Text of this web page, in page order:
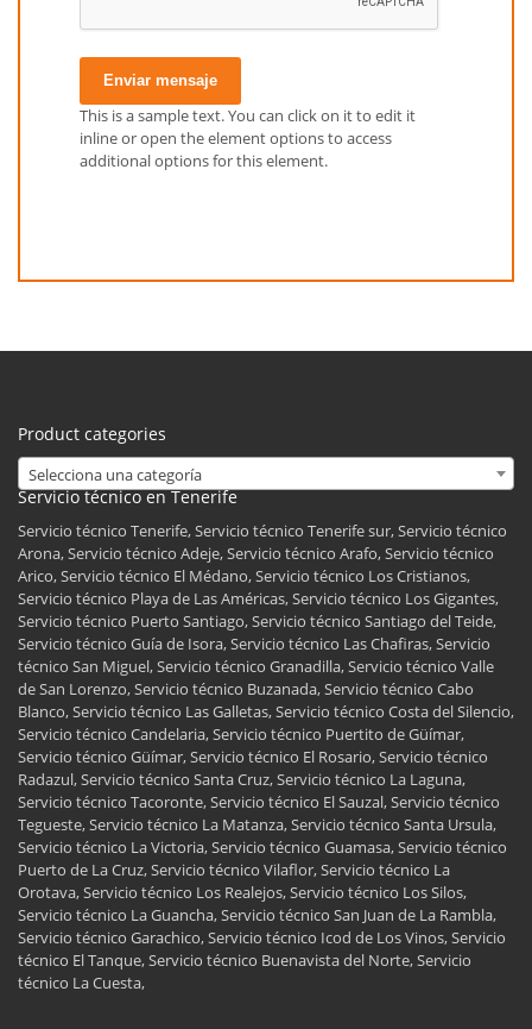
Enviar mensaje
This is a sample text. You can click on it to edit it
inline or open the element options to access
additional options for this element.
Product categories
Selecciona una categoría
Servicio técnico en Tenerife
Servicio técnico Tenerife, Servicio técnico Tenerife sur, Servicio técnico
Arona, Servicio técnico Adeje, Servicio técnico Arafo, Servicio técnico
Arico, Servicio técnico El Médano, Servicio técnico Los Cristianos,
Servicio técnico Playa de Las Américas, Servicio técnico Los Gigantes,
Servicio técnico Puerto Santiago, Servicio técnico Santiago del Teide,
Servicio técnico Guía de Isora, Servicio técnico Las Chafiras, Servicio
técnico San Miguel, Servicio técnico Granadilla, Servicio técnico Valle
de San Lorenzo, Servicio técnico Buzanada, Servicio técnico Cabo
Blanco, Servicio técnico Las Galletas, Servicio técnico Costa del Silencio,
Servicio técnico Candelaria, Servicio técnico Puertito de Güímar,
Servicio técnico Güímar, Servicio técnico El Rosario, Servicio técnico
Radazul, Servicio técnico Santa Cruz, Servicio técnico La Laguna,
Servicio técnico Tacoronte, Servicio técnico El Sauzal, Servicio técnico
Tegueste, Servicio técnico La Matanza, Servicio técnico Santa Ursula,
Servicio técnico La Victoria, Servicio técnico Guamasa, Servicio técnico
Puerto de La Cruz, Servicio técnico Vilaflor, Servicio técnico La
Orotava, Servicio técnico Los Realejos, Servicio técnico Los Silos,
Servicio técnico La Guancha, Servicio técnico San Juan de La Rambla,
Servicio técnico Garachico, Servicio técnico Icod de Los Vinos, Servicio
técnico El Tanque, Servicio técnico Buenavista del Norte, Servicio
técnico La Cuesta,